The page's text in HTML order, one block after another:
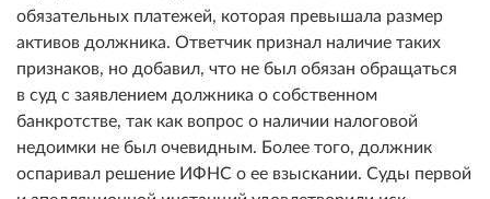
обязательных платежей, которая превышала размер
активов должника. Ответчик признал наличие таких
признаков, но добавил, что не был обязан обращаться
в суд с заявлением должника о собственном
банкротстве, так как вопрос о наличии налоговой
недоимки не был очевидным. Более того, должник
оспаривал решение ИФНС о ее взыскании. Суды первой